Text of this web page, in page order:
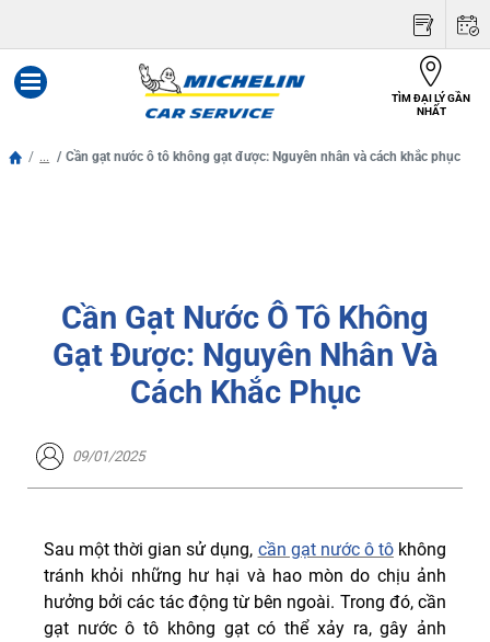
TÌM ĐẠI LÝ GẦN
NHẤT
... Cần gạt nước ô tô không gạt được: Nguyên nhân và cách khắc phục
Cần Gạt Nước Ô Tô Không
Gạt Được: Nguyên Nhân Và
Cách Khắc Phục
09/01/2025
Sau một thời gian sử dụng, cần gạt nước ô tôkhông
tránh khỏi những hư hại và hao mòn do chịu ảnh
hưởng bởi các tác động từ bên ngoài. Trong đó, cần
gạt nước ô tô không gạt có thể xảy ra, gây ảnh